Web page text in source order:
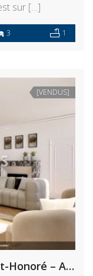
sur […]
3 1
[VENDUS]
Place Vendôme / Marché Saint-Honoré – Appartement 6 Pièces à Rénover